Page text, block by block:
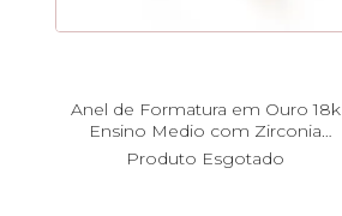
Anel de Formatura em Ouro 18k
Ensino Medio com Zirconia
an35897
Produto Esgotado